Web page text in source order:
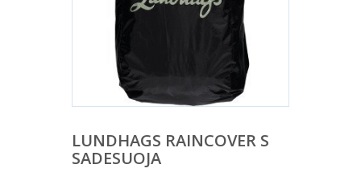
LUNDHAGS RAINCOVER S
SADESUOJA